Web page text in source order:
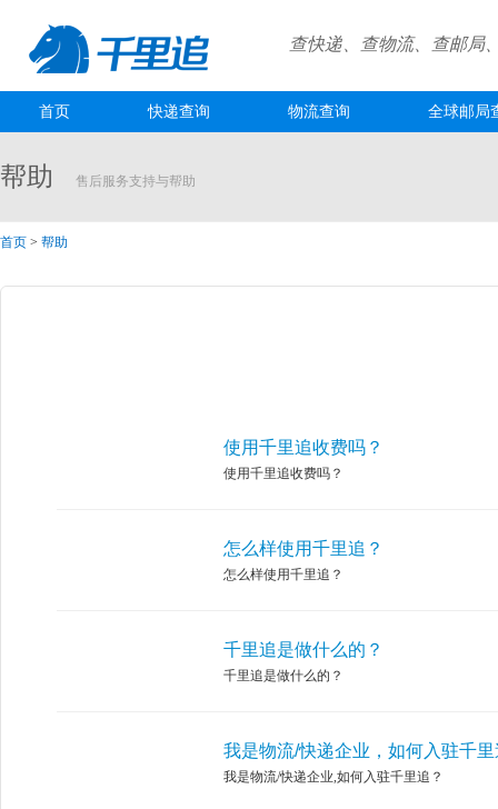
查快递、查物流、查邮局
首页 快递查询 物流查询 全球邮局
帮助 售后服务支持与帮助
首页 > 帮助
使用千里追收费吗？
使用千里追收费吗？
怎么样使用千里追？
怎么样使用千里追？
千里追是做什么的？
千里追是做什么的？
我是物流/快递企业，如何入驻千
我是物流/快递企业,如何入驻千里追？